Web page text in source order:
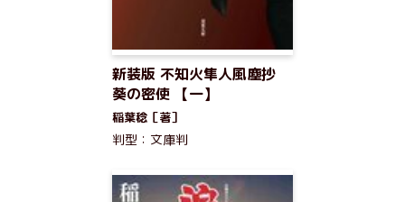
新装版 不知火隼人風塵抄
葵の密使 【一】
稲葉稔［著］
判型：文庫判